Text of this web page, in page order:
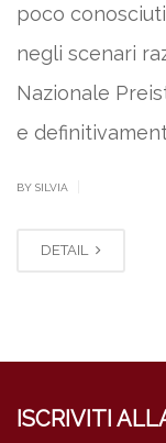
poco
negli scenari
Nazionale
e
BY SILVIA
DETAIL
ISCRIVITI